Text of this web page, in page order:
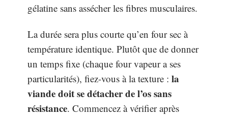
gélatine sans assécher les fibres musculaires.
La durée sera plus courte qu’en four sec à
température identique. Plutôt que de donner
un temps fixe (chaque four vapeur a ses
particularités), fiez-vous à la texture : la
viande doit se détacher de l’os sans
résistance. Commencez à vérifier après